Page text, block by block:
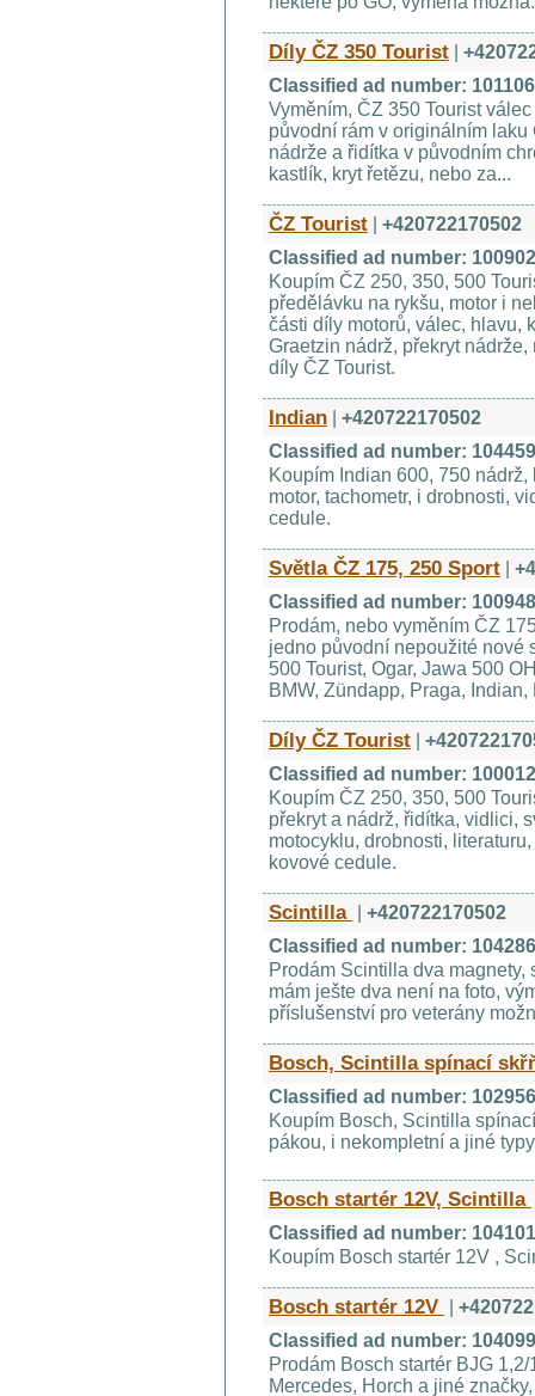
Díly ČZ 350 Tourist
Classified ad number:
Vyměním, ČZ 350 Tourist
původní rám v originálním
nádrže a řidítka v původním
kastlík, kryt řetězu, nebo za...
ČZ Tourist
+420722170502
Classified ad number:
Koupím ČZ 250, 350, 500
předělávku na rykšu, motor i
části díly motorů, válec, hlavu,
Graetzin nádrž, překryt
díly ČZ Tourist.
Indian
+420722170502
Classified ad number:
Koupím Indian 600, 750
motor, tachometr, i drobnosti,
cedule.
Světla ČZ 175, 250 Sport
Classified ad number:
Prodám, nebo vyměním ČZ
jedno původní nepoužité nové
500 Tourist, Ogar, Jawa 500
BMW, Zündapp, Praga,
Díly ČZ Tourist
Classified ad number:
Koupím ČZ 250, 350, 500
překryt a nádrž, řidítka, vidlici,
motocyklu, drobnosti,
kovové cedule.
Scintilla
+420722170502
Classified ad number:
Prodám Scintilla dva
mám ješte dva není na foto,
příslušenství pro veterány
Bosch, Scintilla spínací
Classified ad number:
Koupím Bosch, Scintilla
pákou, i nekompletní a jiné
Bosch startér 12V, Scintilla
Classified ad number:
Koupím Bosch startér 12V ,
Bosch startér 12V
Classified ad number:
Prodám Bosch startér BJG
Mercedes, Horch a jiné